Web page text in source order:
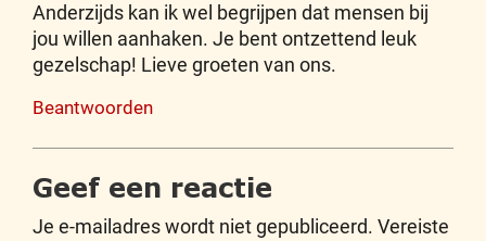
Anderzijds kan ik wel begrijpen dat mensen bij
jou willen aanhaken. Je bent ontzettend leuk
gezelschap! Lieve groeten van ons.
Beantwoorden
Geef een reactie
Je e-mailadres wordt niet gepubliceerd. Vereiste